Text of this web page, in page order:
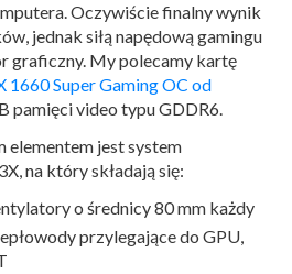
Oczywiście finalny wynik
jednak siłą napędową gamingu
graficzny. My polecamy kartę
1660 Super Gaming OC od
pamięci video typu GDDR6.
elementem jest system
na który składają się:
o średnicy 80 mm każdy
przylegające do GPU,